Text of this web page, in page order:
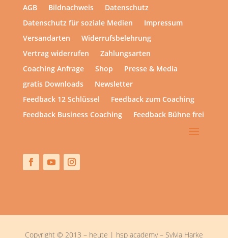
AGB Bildnachweis
Datenschutz
Datenschutz für soziale Medien
Impressum
Versandarten
Widerrufsbelehrung
Vertrag widerrufen
Zahlungsarten
Coaching Anfrage
Shop
Presse & Media
gratis Downloads
Newsletter
Feedback 12 Schlüssel
Feedback zum Coaching
Feedback Business Coaching
Feedback Bühne frei
Copyright © 2013 – heute | hsp academy – Sylvia Harke